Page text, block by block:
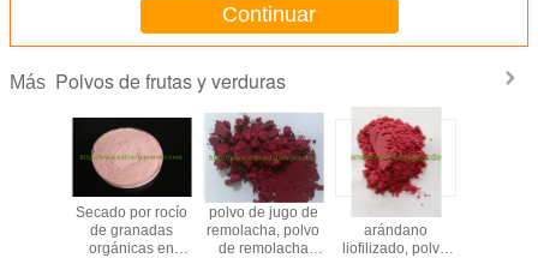
Continuar
Más Polvos de frutas y verduras
Secado por rocío
de granadas
orgánicas en
polvo de jugo de
remolacha, polvo
de remolacha
Polvo de
arándano
liofilizado, polvo